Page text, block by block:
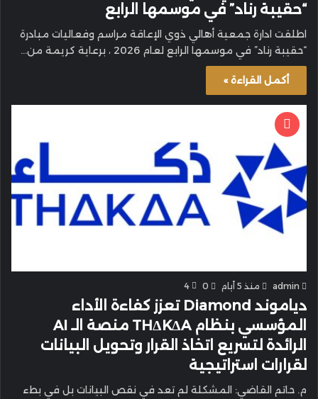
“حقيبة رناد” في موسمها الرابع
اطلقت ادارة جمعية أهالي ذوي الإعاقة مراسم وفعاليات مبادرة
“حقيبة رناد” في موسمها الرابع لعام 2026 ، برعاية كريمة من…
أكمل القراءة »
admin منذ 5 أيام 0
4
دياموند Diamond تعزز كفاءة الأداء
المؤسسي بنظام THΔKΔA منصة الـ AI
الرائدة لتسريع اتخاذ القرار وتحويل البيانات
لقرارات استراتيجية
م. حاتم القاضي: المشكلة لم تعد في نقص البيانات بل في بطء